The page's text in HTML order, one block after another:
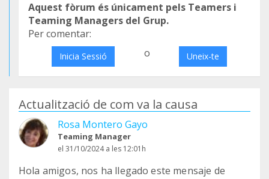
Aquest fòrum és únicament pels Teamers i
Teaming Managers del Grup.
Per comentar:
Inicia Sessió o Uneix-te
Actualització de com va la causa
Rosa Montero Gayo
Teaming Manager
el 31/10/2024 a les 12:01h
Hola amigos, nos ha llegado este mensaje de